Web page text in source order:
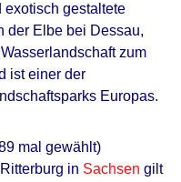
exotisch gestaltete
der Elbe bei Dessau,
zum
ist einer der
Europas.
mal gewählt)
in Sachsen gilt